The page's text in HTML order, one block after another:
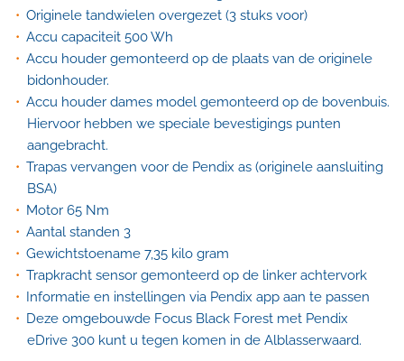
Originele tandwielen overgezet (3 stuks voor)
Accu capaciteit 500 Wh
Accu houder gemonteerd op de plaats van de originele
bidonhouder.
Accu houder dames model gemonteerd op de bovenbuis.
Hiervoor hebben we speciale bevestigings punten
aangebracht.
Trapas vervangen voor de Pendix as (originele aansluiting
BSA)
Motor 65 Nm
Aantal standen 3
Gewichtstoename 7,35 kilo gram
Trapkracht sensor gemonteerd op de linker achtervork
Informatie en instellingen via Pendix app aan te passen
Deze omgebouwde Focus Black Forest met Pendix
eDrive 300 kunt u tegen komen in de Alblasserwaard.